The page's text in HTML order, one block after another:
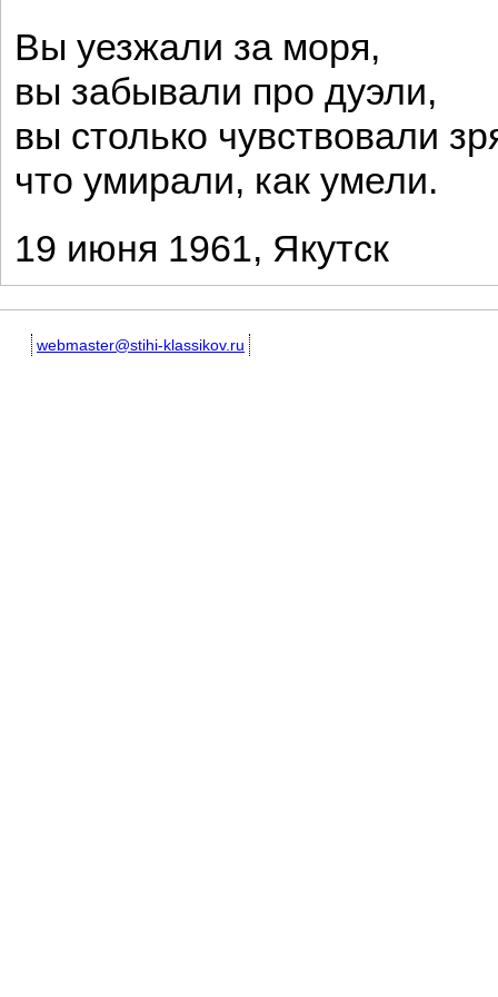
Вы уезжали за моря,
вы забывали про дуэли,
вы столько чувствовали
что умирали, как умели.
19 июня 1961, Якутск
webmaster@stihi-klassikov.ru